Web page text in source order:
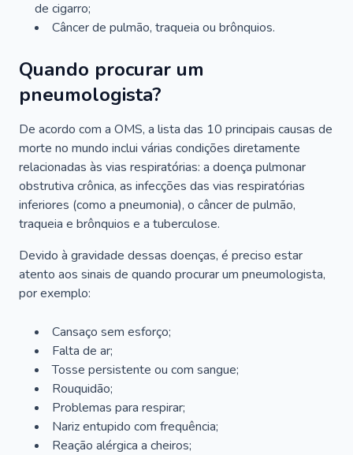
de cigarro;
Câncer de pulmão, traqueia ou brônquios.
Quando procurar um
pneumologista?
De acordo com a OMS, a lista das 10 principais causas de
morte no mundo inclui várias condições diretamente
relacionadas às vias respiratórias: a doença pulmonar
obstrutiva crônica, as infecções das vias respiratórias
inferiores (como a pneumonia), o câncer de pulmão,
traqueia e brônquios e a tuberculose.
Devido à gravidade dessas doenças, é preciso estar
atento aos sinais de quando procurar um pneumologista,
por exemplo:
Cansaço sem esforço;
Falta de ar;
Tosse persistente ou com sangue;
Rouquidão;
Problemas para respirar;
Nariz entupido com frequência;
Reação alérgica a cheiros;